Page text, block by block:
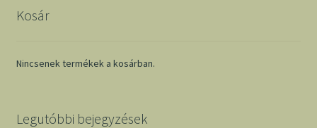
Kosár
Nincsenek termékek a kosárban.
Legutóbbi bejegyzések